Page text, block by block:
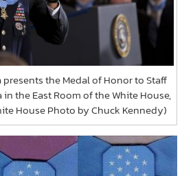
the Medal of Honor to Staff
the East Room of the White House,
House Photo by Chuck Kennedy)